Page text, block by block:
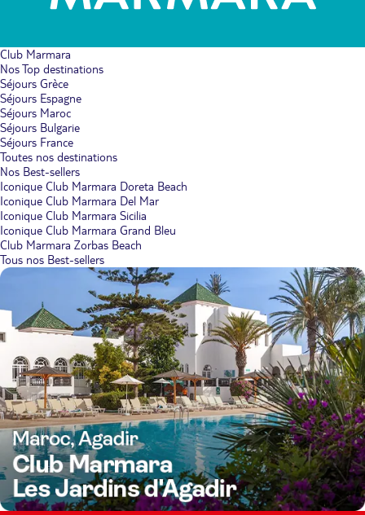
Club Marmara
Nos Top destinations
Séjours Grèce
Séjours Espagne
Séjours Maroc
Séjours Bulgarie
Séjours France
Toutes nos destinations
Nos Best-sellers
Iconique Club Marmara Doreta Beach
Iconique Club Marmara Del Mar
Iconique Club Marmara Sicilia
Iconique Club Marmara Grand Bleu
Club Marmara Zorbas Beach
Tous nos Best-sellers